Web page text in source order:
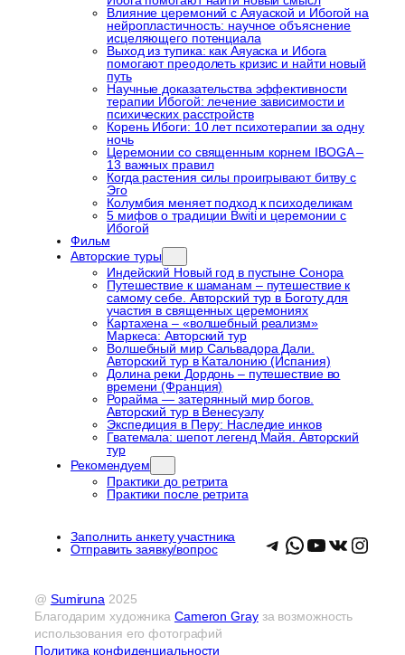
Влияние церемоний с Аяуаской и Ибогой на
нейропластичность: научное объяснение
исцеляющего потенциала
Выход из тупика: как Аяуаска и Ибога
помогают преодолеть кризис и найти новый
путь
Научные доказательства эффективности
терапии Ибогой: лечение зависимости и
психических расстройств
Корень Ибоги: 10 лет психотерапии за одну
ночь
Церемонии со священным корнем IBOGA –
13 важных правил
Когда растения силы проигрывают битву с
Эго
Колумбия меняет подход к психоделикам
5 мифов о традиции Bwiti и церемонии с
Ибогой
Фильм
Авторские туры
Индейский Новый год в пустыне Сонора
Путешествие к шаманам – путешествие к
самому себе. Авторский тур в Боготу для
участия в священных церемониях
Картахена – «волшебный реализм»
Маркеса: Авторский тур
Волшебный мир Сальвадора Дали.
Авторский тур в Каталонию (Испания)
Долина реки Дордонь – путешествие во
времени (Франция)
Рорайма — затерянный мир богов.
Авторский тур в Венесуэлу
Экспедиция в Перу: Наследие инков
Гватемала: шепот легенд Майя. Авторский
тур
Рекомендуем
Практики до ретрита
Практики после ретрита
Заполнить анкету участника
Отправить заявку/вопрос
Telegram
WhatsApp
YouTube
VK
@ Sumiruna 2025
Благодарим художника Cameron Grayза возможность
использования его фотографий
Политика конфиденциальности